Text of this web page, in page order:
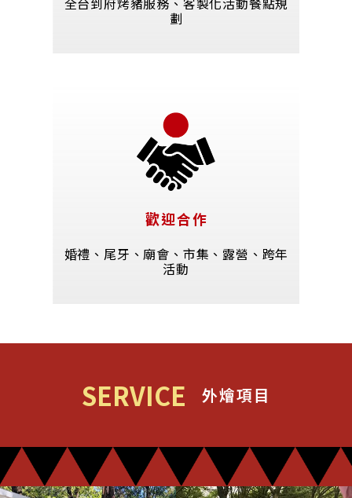
劃
歡迎合作
婚禮、尾牙、廟會、市集、露營、跨年
活動
SERVICE 外燴項目